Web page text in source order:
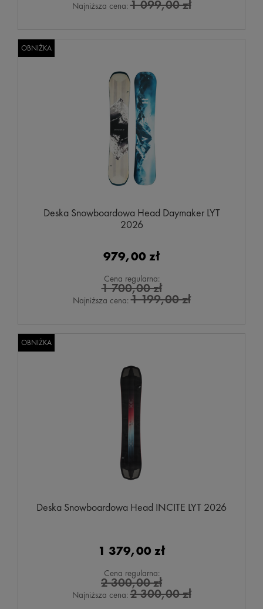
Najniższa cena:1 099,00 zł
Deska Snowboardowa Head Daymaker LYT
2026
979,00 zł
Cena regularna:
1 700,00 zł
Najniższa cena:1 199,00 zł
OBNIŻKA
Deska Snowboardowa Head INCITE LYT 2026
1 379,00 zł
Cena regularna:
2 300,00 zł
Najniższa cena:2 300,00 zł
OBNIŻKA